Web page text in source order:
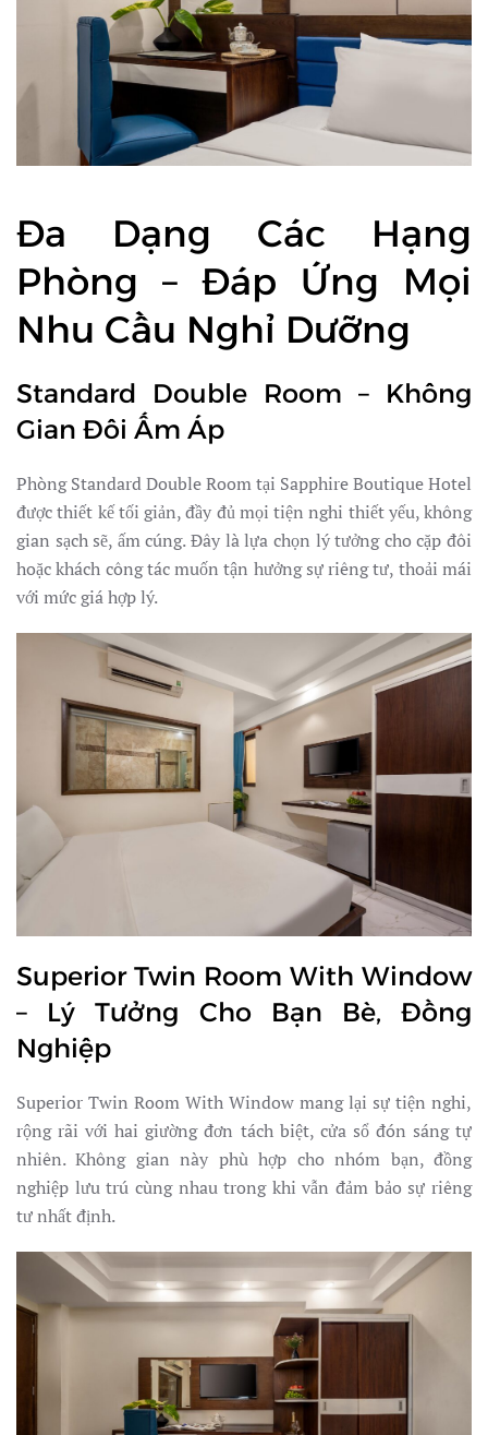
Đa Dạng Các Hạng
Phòng – Đáp Ứng Mọi
Nhu Cầu Nghỉ Dưỡng
Standard Double Room – Không
Gian Đôi Ấm Áp
Phòng Standard Double Room tại Sapphire Boutique Hotel
được thiết kế tối giản, đầy đủ mọi tiện nghi thiết yếu, không
gian sạch sẽ, ấm cúng. Đây là lựa chọn lý tưởng cho cặp đôi
hoặc khách công tác muốn tận hưởng sự riêng tư, thoải mái
với mức giá hợp lý.
Superior Twin Room With Window
– Lý Tưởng Cho Bạn Bè, Đồng
Nghiệp
Superior Twin Room With Window mang lại sự tiện nghi,
rộng rãi với hai giường đơn tách biệt, cửa sổ đón sáng tự
nhiên. Không gian này phù hợp cho nhóm bạn, đồng
nghiệp lưu trú cùng nhau trong khi vẫn đảm bảo sự riêng
tư nhất định.